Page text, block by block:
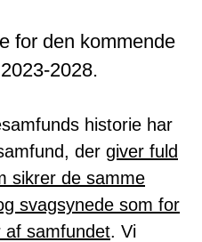
for den kommende
2028.
historie har
der giver fuld
sikrer de samme
svagsynede som for
af samfundet. Vi